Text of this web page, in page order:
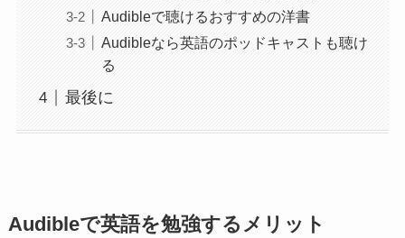
Audibleで聴けるおすすめの洋書
Audibleなら英語のポッドキャストも聴け
る
最後に
Audibleで英語を勉強するメリット